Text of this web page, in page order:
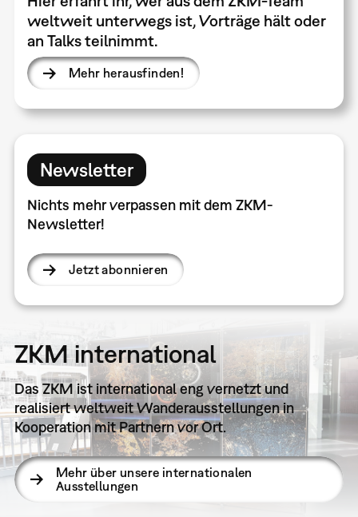
weltweit unterwegs ist, Vorträge hält oder
an Talks teilnimmt.
Mehr herausfinden!
Newsletter
Nichts mehr verpassen mit dem ZKM-
Newsletter!
Jetzt abonnieren
ZKM international
Das ZKM ist international eng vernetzt und
realisiert weltweit Wanderausstellungen in
Kooperation mit Partnern vor Ort.
Mehr über unsere internationalen
Ausstellungen